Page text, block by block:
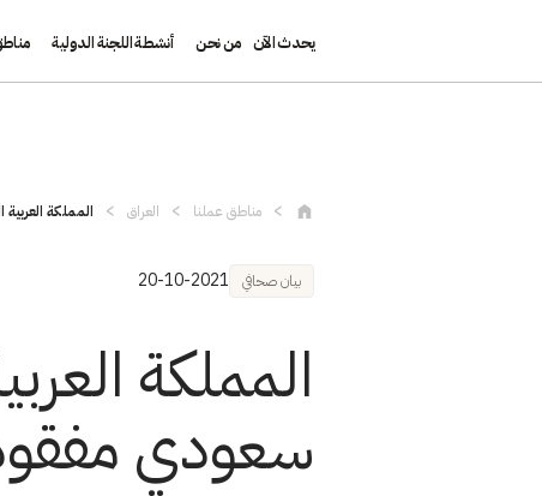
يحدث الآن من نحن أنشطة اللجنة الدولية
مناطق عملنا العراق المملكة
بيان صحافي 20-10-2021
المملكة
سعودي مفقود